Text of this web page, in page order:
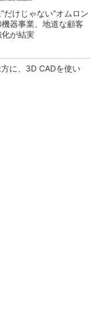
だけじゃない”オムロン
器事業、地道な顧客
が結実
方に、3D CADを使い